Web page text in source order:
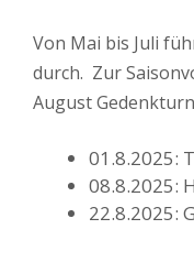
Von Mai bis Juli
durch. Zur
August
01.8.2025:
08.8.2025:
22.8.2025: